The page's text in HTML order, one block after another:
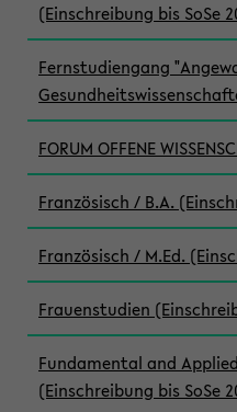
(Einschreibung bis SoSe
Fernstudiengang
FORUM OFFENE
Französisch / B.A.
Französisch / M.Ed.
Frauenstudien
Fundamental and
(Einschreibung bis SoSe